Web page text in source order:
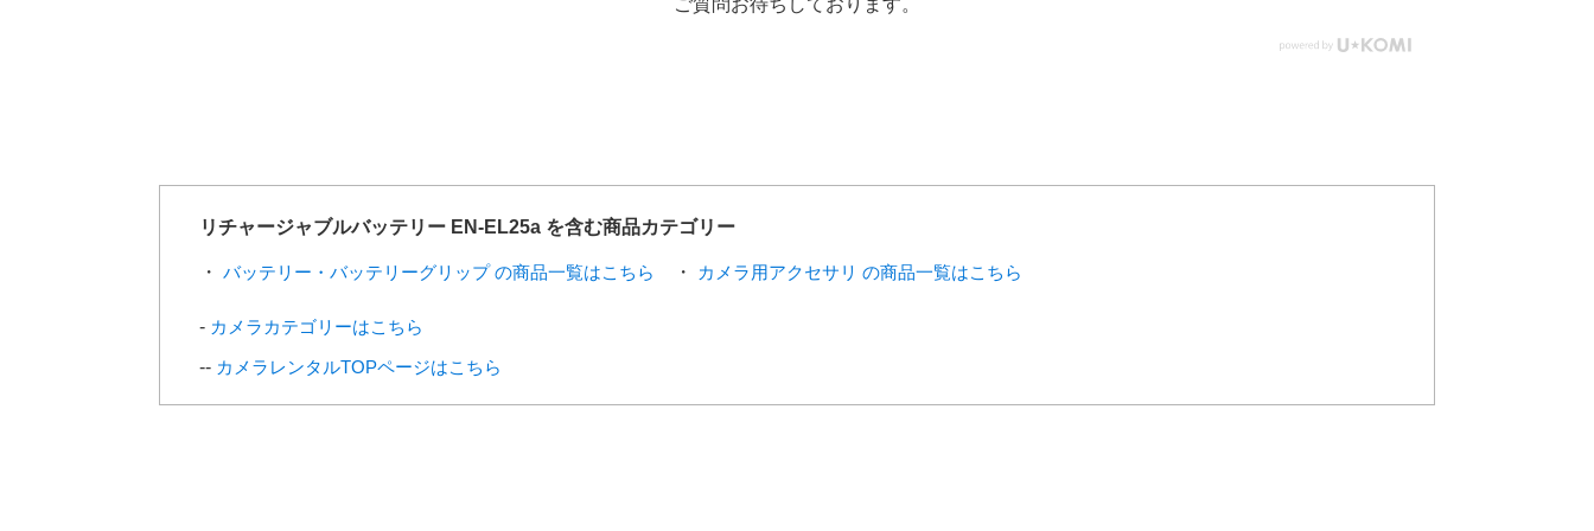
リチャージャブルバッテリー EN-EL25a を含む商品カテゴリー
バッテリー・バッテリーグリップ の商品一覧はこちら カメラ用アクセサリ の商品一覧はこちら
カメラカテゴリーはこちら
カメラレンタルTOPページはこちら